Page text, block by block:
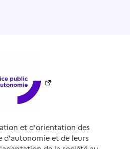
et d'orientation des
d'autonomie et de leurs